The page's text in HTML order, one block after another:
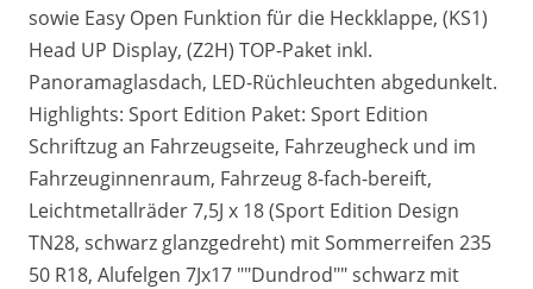
sowie Easy Open Funktion für die Heckklappe, (KS1)
Head UP Display, (Z2H) TOP-Paket inkl.
Panoramaglasdach, LED-Rüchleuchten abgedunkelt.
Highlights: Sport Edition Paket: Sport Edition
Schriftzug an Fahrzeugseite, Fahrzeugheck und im
Fahrzeuginnenraum, Fahrzeug 8-fach-bereift,
Leichtmetallräder 7,5J x 18 (Sport Edition Design
TN28, schwarz glanzgedreht) mit Sommerreifen 235
50 R18, Alufelgen 7Jx17 ""Dundrod"" schwarz mit